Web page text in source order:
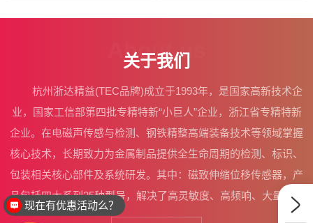
About us
关于我们
杭州浙达精益(TEC品牌)成立于1993年，是国家高新技术企
业，国家工信部第四批专精特新“小巨人”企业，浙江省专精特新
企业。在电磁声传感与检测、钢铁精整高端装备技术等领域掌握
核心技术，长期致力为金属制品提供全生命周期的检测、标识、
包装相关核心部件及系统研发。其中：磁致伸缩位移传感器，产
品包括四大系列25种型号，解决了高灵敏度、高频响、大量程位
移测量难题，已应用到西气东输、南水北调、航天发射平台等重
现在有优惠活动么？